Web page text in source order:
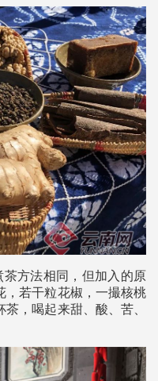
茶方法相同，但加入的原
，若干粒花椒，一撮核桃
，喝起来甜、酸、苦、